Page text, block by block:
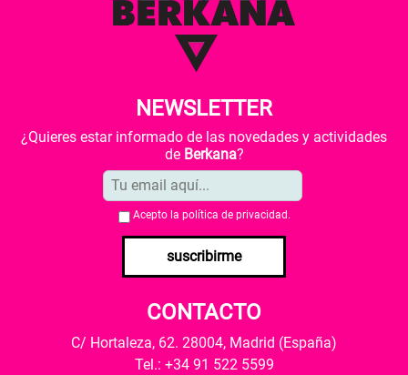
NEWSLETTER
¿Quieres estar informado de las novedades y actividades
de Berkana?
Acepto la política de privacidad .
suscribirme
CONTACTO
C/ Hortaleza, 62. 28004, Madrid (España)
Tel.: +34 91 522 5599